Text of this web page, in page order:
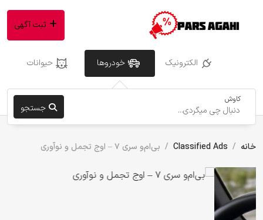
الکترونیک خودروها حیوانات
کاوش
جستجو
ثبت آگهی
خانه Classified Ads بی‌ام‌و سری ۷ – اوج تجمل و نوآوری